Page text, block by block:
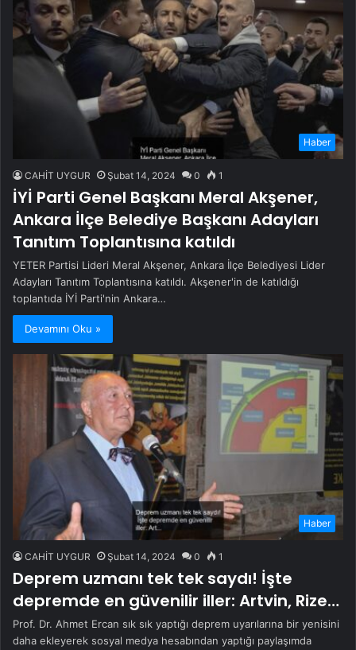
Haber
CAHİT UYGUR Şubat 14, 2024 0 1
İYİ Parti Genel Başkanı Meral Akşener,
Ankara İlçe Belediye Başkanı Adayları
Tanıtım Toplantısına katıldı
YETER Partisi Lideri Meral Akşener, Ankara İlçe Belediyesi Lider
Adayları Tanıtım Toplantısına katıldı. Akşener'in de katıldığı
toplantıda İYİ Parti'nin Ankara…
Devamını Oku »
Haber
CAHİT UYGUR Şubat 14, 2024 0 1
Deprem uzmanı tek tek saydı! İşte
depremde en güvenilir iller: Artvin, Rize…
Prof. Dr. Ahmet Ercan sık sık yaptığı deprem uyarılarına bir yenisini
daha ekleyerek sosyal medya hesabından yaptığı paylaşımda